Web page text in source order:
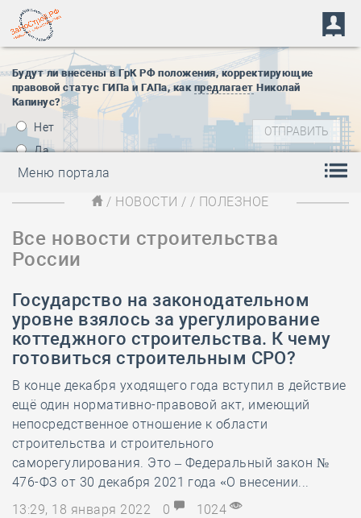
Будут ли внесены в ГрК РФ положения, корректирующие
правовой статус ГИПа и ГАПа, как предлагает Николай
Капинус?
Нет
Да
Меню портала
/ НОВОСТИ / / ПОЛЕЗНОЕ
Все новости строительства
России
Государство на законодательном
уровне взялось за урегулирование
коттеджного строительства. К чему
готовиться строительным СРО?
В конце декабря уходящего года вступил в действие
ещё один нормативно-правовой акт, имеющий
непосредственное отношение к области
строительства и строительного
саморегулирования. Это – Федеральный закон №
476-ФЗ от 30 декабря 2021 года «О внесении...
13:29, 18 января 2022
0 1024